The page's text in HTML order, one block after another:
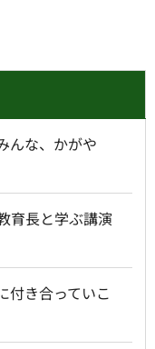
んな、かがや
育長と学ぶ講演
付き合っていこ